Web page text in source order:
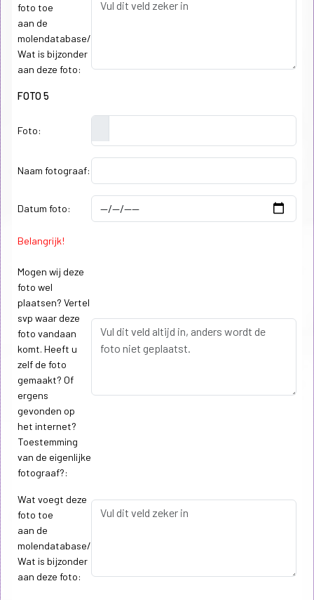
foto toe
aan de
molendatabase/
Wat is bijzonder
aan deze foto:
FOTO 5
Foto:
Naam fotograaf:
Datum foto:
Belangrijk!
Mogen wij deze
foto wel
plaatsen? Vertel
svp waar deze
foto vandaan
komt. Heeft u
zelf de foto
gemaakt? Of
ergens
gevonden op
het internet?
Toestemming
van de eigenlijke
fotograaf?:
Wat voegt deze
foto toe
aan de
molendatabase/
Wat is bijzonder
aan deze foto: